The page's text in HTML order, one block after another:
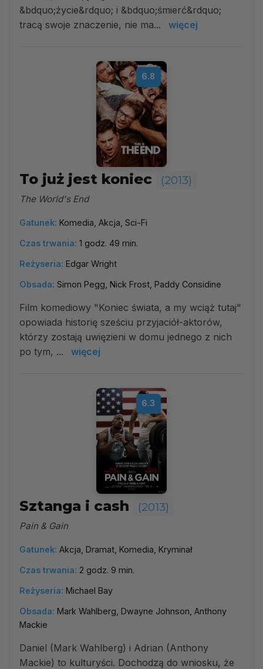
&bdquo;życie&rdquo; i &bdquo;śmierć&rdquo;
tracą swoje znaczenie, nie ma...
więcej
6.8
To już jest koniec (2013)
The World's End
Gatunek: Komedia, Akcja, Sci-Fi
Czas trwania: 1 godz. 49 min.
Reżyseria: Edgar Wright
Obsada: Simon Pegg, Nick Frost, Paddy Considine
Film komediowy "Koniec świata, a my wciąż tutaj"
opowiada historię sześciu przyjaciół-aktorów,
którzy zostają uwięzieni w domu jednego z nich
po tym, ...
więcej
6.3
Sztanga i cash (2013)
Pain & Gain
Gatunek: Akcja, Dramat, Komedia, Kryminał
Czas trwania: 2 godz. 9 min.
Reżyseria: Michael Bay
Obsada: Mark Wahlberg, Dwayne Johnson, Anthony
Mackie
Daniel (Mark Wahlberg) i Adrian (Anthony
Mackie) to kulturyści. Dochodzą do wniosku, że